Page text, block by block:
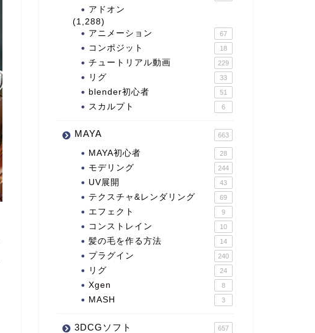
アドオン
(1,288)
アニメーション
67
コンポジット 18
チュートリアル動画 229
リグ 33
blender初心者 51
スカルプト 6
MAYA 663
MAYA初心者 28
モデリング 244
UV展開 43
テクスチャ&レンダリング 69
エフェクト 9
コンストレイン 10
髪の毛を作る方法 14
プラグイン 240
リグ 24
Xgen 8
MASH 3
3DCGソフト 657